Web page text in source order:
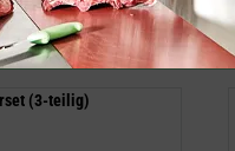
(3-teilig)